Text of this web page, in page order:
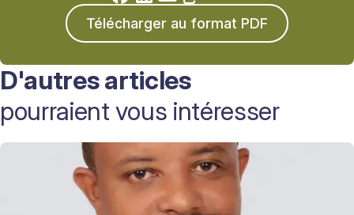
Télécharger au format PDF
D'autres articles
pourraient vous intéresser